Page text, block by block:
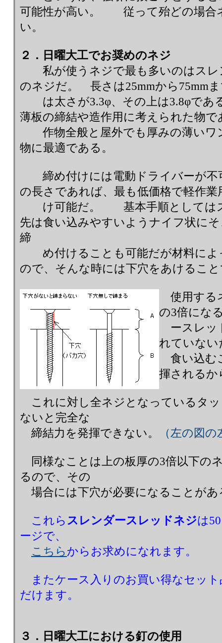
可能性が高い。 従って殆どの場合
い。
２．日曜大工でお奨めのネジ
私が使うネジで最も多いのはスレ
のネジだ。 長さは25mmから75mmま
は太さが3.3φ、その上は3.8φであ
薄板の締結や造作用に考えられた物
作物全般と屋外でも厚みの薄いワ
物に最適である。
締め付けには電動ドライバーが不
の長さであれば、最も低価格で軽作
け可能だ。 基本手順としてはス
先は食い込みやすいようナイフ状に
締
め付けることも可能だが材料によ
ので、そんな時には下穴をあけるこ
使用する
の3倍にな
ースレッ
れていない
食い込む
揮されるか
これに対し全ネジとなっているタ
ないと完全な
締結力を発揮できない。
（左の図の
同様なことは上の板厚の3倍以下の
るので、その
場合には下穴が必要になることがあ
これら スレンダースレッドネジは
ージで、
こちら からお求めになれます。
またケース入りのお買い得なセッ
だけます。
３．日曜大工における釘の使用